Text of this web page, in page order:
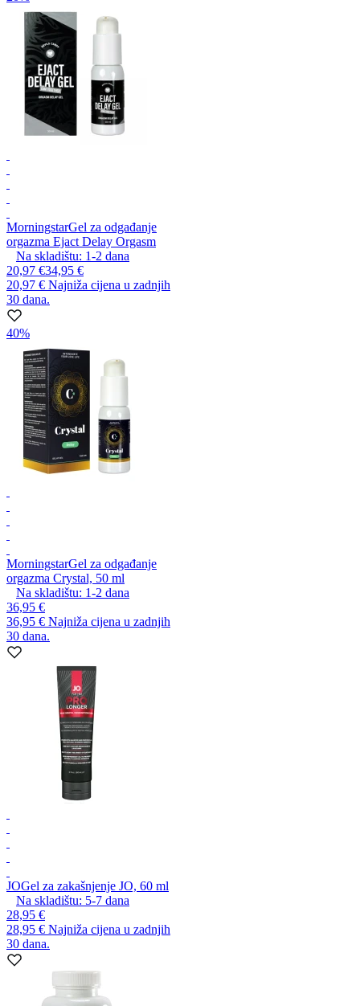
MorningstarGel za odgađanje
orgazma Ejact Delay Orgasm
Na skladištu: 1-2 dana
20,97 €34,95 €
20,97 € Najniža cijena u zadnjih
30 dana.
40%
MorningstarGel za odgađanje
orgazma Crystal, 50 ml
Na skladištu: 1-2 dana
36,95 €
36,95 € Najniža cijena u zadnjih
30 dana.
JOGel za zakašnjenje JO, 60 ml
Na skladištu: 5-7 dana
28,95 €
28,95 € Najniža cijena u zadnjih
30 dana.